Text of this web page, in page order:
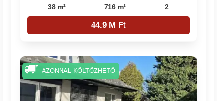
38 m² 716 m² 2
44.9 M Ft
AZONNAL KÖLTÖZHETŐ